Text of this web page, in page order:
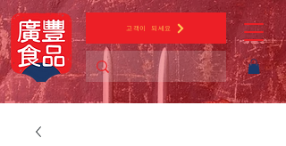
고객이 되세요